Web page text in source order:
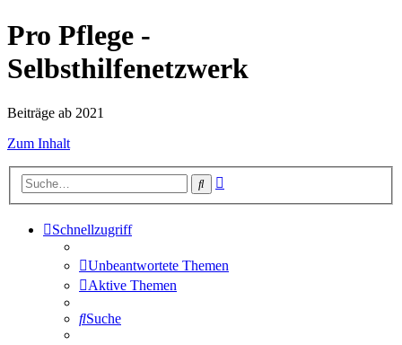
Pro Pflege -
Selbsthilfenetzwerk
Beiträge ab 2021
Zum Inhalt
Suche
Schnellzugriff
Unbeantwortete Themen
Aktive Themen
Suche